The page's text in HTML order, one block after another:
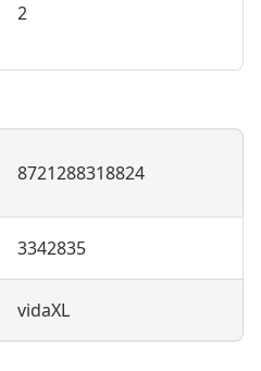
2
8721288318824
3342835
vidaXL